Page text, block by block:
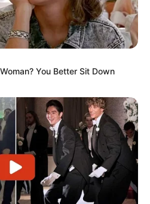
grupo do
real sobre as principais
e região
no grupo
You Better Sit Down